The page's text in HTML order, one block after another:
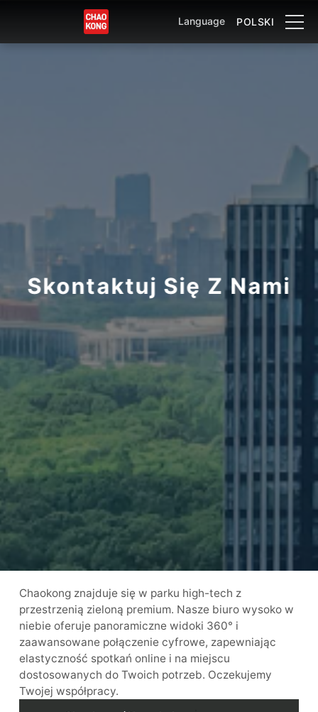
Language POLSKI
Skontaktuj Się Z Nami
Chaokong znajduje się w parku high-tech z
przestrzenią zieloną premium. Nasze biuro wysoko w
niebie oferuje panoramiczne widoki 360° i
zaawansowane połączenie cyfrowe, zapewniając
elastyczność spotkań online i na miejscu
dostosowanych do Twoich potrzeb. Oczekujemy
Twojej współpracy.